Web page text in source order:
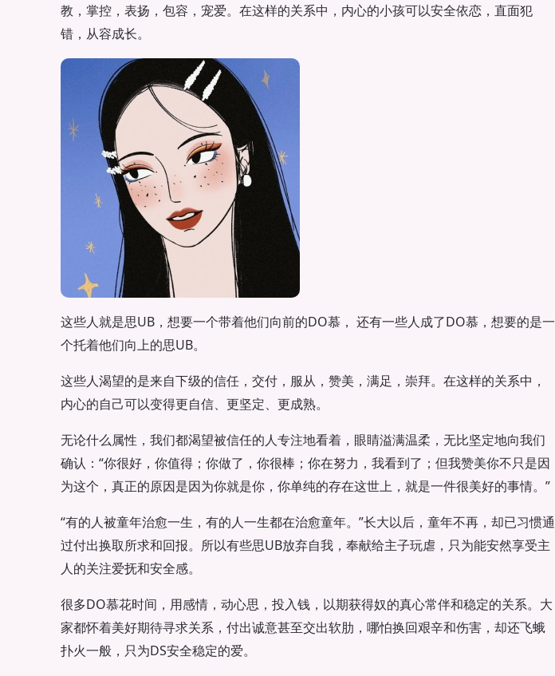
教，掌控，表扬，包容，宠爱。在这样的关系中，内心的小孩可以安全依恋，直面犯
错，从容成长。
这些人就是思UB，想要一个带着他们向前的DO慕， 还有一些人成了DO慕，想要的是一
个托着他们向上的思UB。
这些人渴望的是来自下级的信任，交付，服从，赞美，满足，崇拜。在这样的关系中，
内心的自己可以变得更自信、更坚定、更成熟。
无论什么属性，我们都渴望被信任的人专注地看着，眼睛溢满温柔，无比坚定地向我们
确认：“你很好，你值得；你做了，你很棒；你在努力，我看到了；但我赞美你不只是因
为这个，真正的原因是因为你就是你，你单纯的存在这世上，就是一件很美好的事情。”
“有的人被童年治愈一生，有的人一生都在治愈童年。”长大以后，童年不再，却已习惯通
过付出换取所求和回报。所以有些思UB放弃自我，奉献给主子玩虐，只为能安然享受主
人的关注爱抚和安全感。
很多DO慕花时间，用感情，动心思，投入钱，以期获得奴的真心常伴和稳定的关系。大
家都怀着美好期待寻求关系，付出诚意甚至交出软肋，哪怕换回艰辛和伤害，却还飞蛾
扑火一般，只为DS安全稳定的爱。